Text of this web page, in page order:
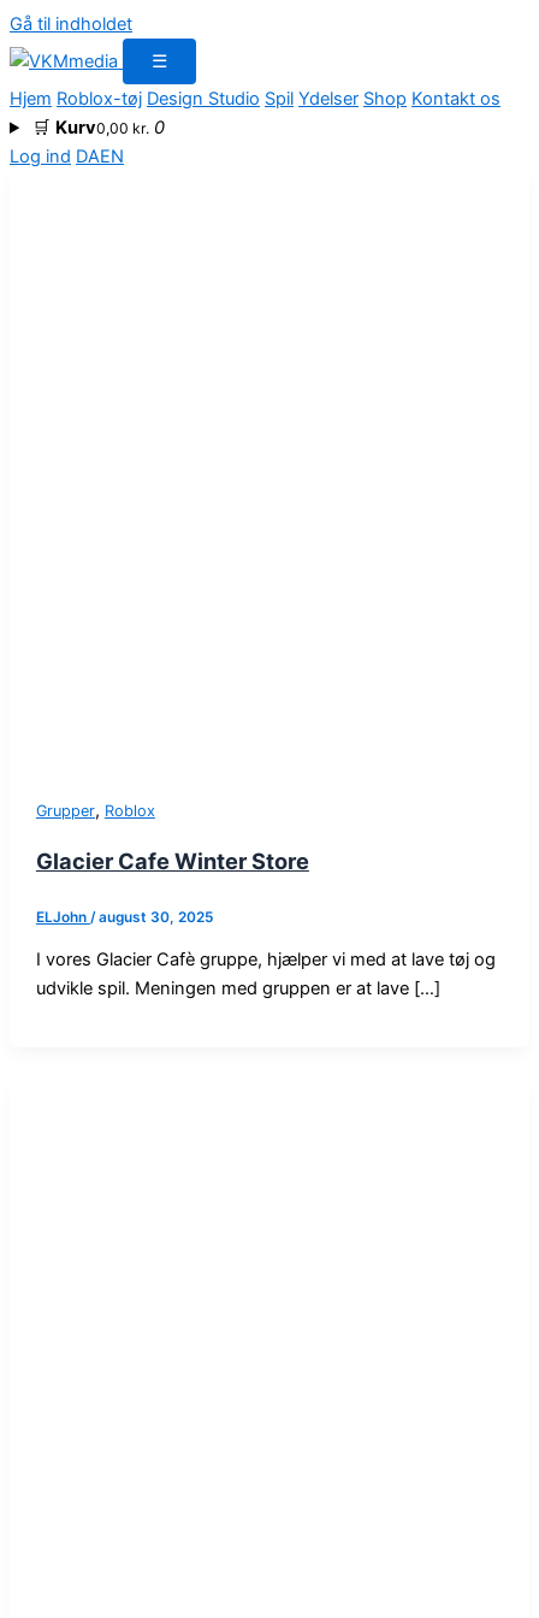
Gå til indholdet
☰
Hjem Roblox-tøj Design Studio Spil Ydelser Shop Kontakt os
🛒 Kurv0,00 kr. 0
Log ind DAEN
Grupper, Roblox
Glacier Cafe Winter Store
ELJohn /august 30, 2025
I vores Glacier Cafè gruppe, hjælper vi med at lave tøj og
udvikle spil. Meningen med gruppen er at lave […]